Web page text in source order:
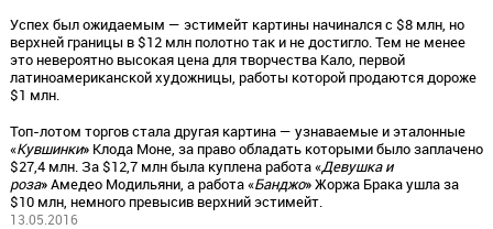
Успех был ожидаемым — эстимейт картины начинался с $8 млн, но
верхней границы в $12 млн полотно так и не достигло. Тем не менее
это невероятно высокая цена для творчества Кало, первой
латиноамериканской художницы, работы которой продаются дороже
$1 млн.
Топ-лотом торгов стала другая картина — узнаваемые и эталонные
«Кувшинки» Клода Моне, за право обладать которыми было заплачено
$27,4 млн. За $12,7 млн была куплена работа «Девушка и
роза» Амедео Модильяни, а работа «Банджо» Жоржа Брака ушла за
$10 млн, немного превысив верхний эстимейт.
13.05.2016